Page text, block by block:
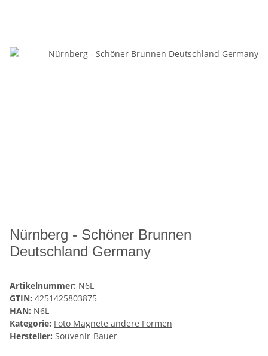
Nürnberg - Schöner Brunnen
Deutschland Germany
Artikelnummer: N6L
GTIN: 4251425803875
HAN: N6L
Kategorie: Foto Magnete andere Formen
Hersteller: Souvenir-Bauer